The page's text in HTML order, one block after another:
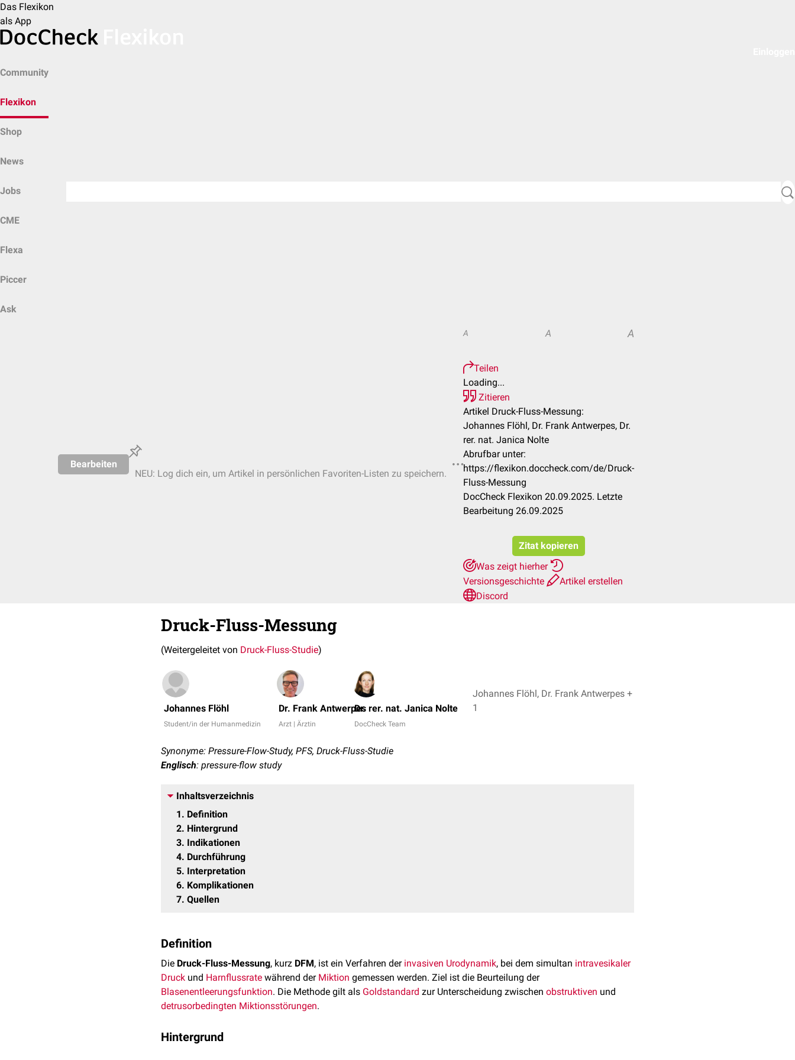
Das Flexikon
als App
Community
Flexikon
Shop
News
Jobs
CME
Flexa
Piccer
Ask
Bearbeiten
NEU: Log dich ein, um Artikel in persönlichen Favoriten-Listen zu speichern.
A A A
Teilen
Loading...
Zitieren
Artikel Druck-Fluss-Messung:
Johannes Flöhl, Dr. Frank Antwerpes, Dr.
rer. nat. Janica Nolte
Abrufbar unter:
https://flexikon.doccheck.com/de/Druck-
Fluss-Messung
DocCheck Flexikon 20.09.2025. Letzte
Bearbeitung 26.09.2025
Zitat kopieren
Was zeigt hierher
Versionsgeschichte
Artikel erstellen
Discord
Druck-Fluss-Messung
(Weitergeleitet von Druck-Fluss-Studie)
Johannes Flöhl
Student/in der Humanmedizin
Dr. Frank Antwerpes
Arzt | Ärztin
Dr. rer. nat. Janica Nolte
DocCheck Team
Johannes Flöhl, Dr. Frank Antwerpes +
1
Synonyme: Pressure-Flow-Study, PFS, Druck-Fluss-Studie
Englisch: pressure-flow study
Inhaltsverzeichnis
1
Definition
2 Hintergrund
3 Indikationen
4 Durchführung
5 Interpretation
6 Komplikationen
7 Quellen
Definition
Die Druck-Fluss-Messung, kurz DFM, ist ein Verfahren der invasiven Urodynamik, bei dem simultan intravesikaler
Druck und Harnflussrate während der Miktion gemessen werden. Ziel ist die Beurteilung der
Blasenentleerungsfunktion. Die Methode gilt als Goldstandard zur Unterscheidung zwischen obstruktiven und
detrusorbedingten Miktionsstörungen.
Hintergrund